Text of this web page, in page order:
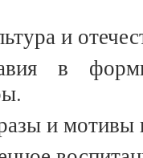
и
в
и мотивы